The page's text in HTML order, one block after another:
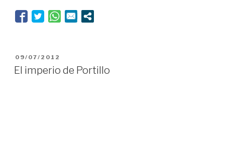
corderos”
PUBLICADO
EL
09/07/2012
El imperio de Portillo